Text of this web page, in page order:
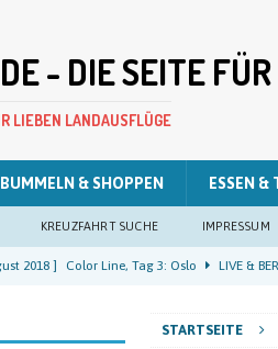
- DIE SEITE
LIEBEN LANDAUSFLÜGE
BUMMELN & SHOPPEN ESSEN &
KREUZFAHRT SUCHE IMPRESSUM
2018 ] Color Line, Tag 3: Oslo LIVE &
2018 ] Color Line, Tag 1: Kiel
STARTSEITE